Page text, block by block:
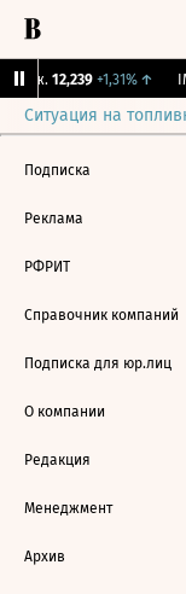
Бирж. 12,239 +1,31%↑
Ситуация на
Подписка
Реклама
РФРИТ
Справочник компаний
Подписка для юр.лиц
О компании
Редакция
Менеджмент
Архив